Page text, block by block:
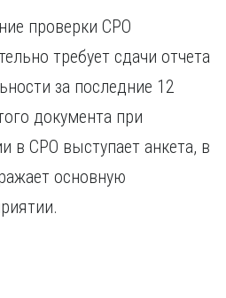
проверки СРО
требует сдачи отчета
за последние 12
документа при
в СРО выступает анкета, в
основную